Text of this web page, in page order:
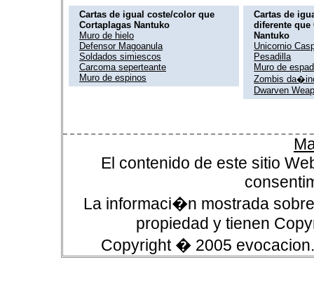
Cartas de igual coste/color que
Cortaplagas Nantuko
Muro de hielo
Defensor Magoanula
Soldados simiescos
Carcoma seperteante
Muro de espinos
Cartas de
diferente que
Nantuko
Unicornio
Pesadilla
Muro de
Zombis
Dwarven
El contenido de este sitio
La informaci�n mostrada
propiedad y tienen
Copyright � 2005